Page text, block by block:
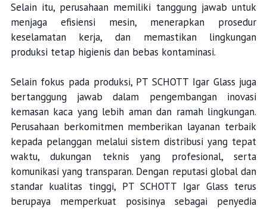
Selain itu, perusahaan memiliki tanggung jawab untuk
menjaga efisiensi mesin, menerapkan prosedur
keselamatan kerja, dan memastikan lingkungan
produksi tetap higienis dan bebas kontaminasi.
Selain fokus pada produksi, PT SCHOTT Igar Glass juga
bertanggung jawab dalam pengembangan inovasi
kemasan kaca yang lebih aman dan ramah lingkungan.
Perusahaan berkomitmen memberikan layanan terbaik
kepada pelanggan melalui sistem distribusi yang tepat
waktu, dukungan teknis yang profesional, serta
komunikasi yang transparan. Dengan reputasi global dan
standar kualitas tinggi, PT SCHOTT Igar Glass terus
berupaya memperkuat posisinya sebagai penyedia